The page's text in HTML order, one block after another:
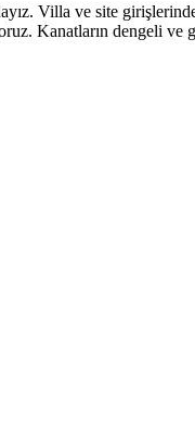
Villa ve site
Kanatların dengeli ve